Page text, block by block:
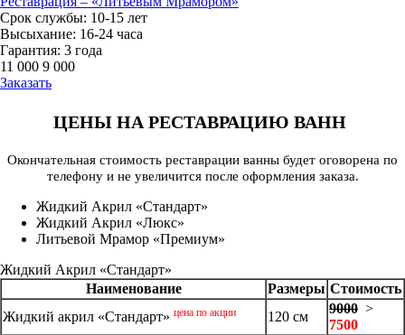
Срок службы: 10-15 лет
Высыхание: 16-24 часа
Гарантия: 3 года
11 000 9 000
Заказать
ЦЕНЫ НА РЕСТАВРАЦИЮ ВАНН
Окончательная стоимость реставрации ванны будет оговорена по
телефону и не увеличится после оформления заказа.
Жидкий Акрил «Стандарт»
Жидкий Акрил «Люкс»
Литьевой Мрамор «Премиум»
Жидкий Акрил «Стандарт»
Наименование
Размеры Стоимость
Жидкий акрил «Стандарт» цена по акции 120 см
9000 >
7500